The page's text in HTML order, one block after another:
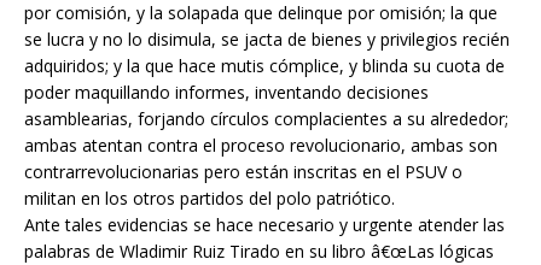
por comisión, y la solapada que delinque por omisión; la que
se lucra y no lo disimula, se jacta de bienes y privilegios recién
adquiridos; y la que hace mutis cómplice, y blinda su cuota de
poder maquillando informes, inventando decisiones
asamblearias, forjando círculos complacientes a su alrededor;
ambas atentan contra el proceso revolucionario, ambas son
contrarrevolucionarias pero están inscritas en el PSUV o
militan en los otros partidos del polo patriótico.
Ante tales evidencias se hace necesario y urgente atender las
palabras de Wladimir Ruiz Tirado en su libro â€œLas lógicas